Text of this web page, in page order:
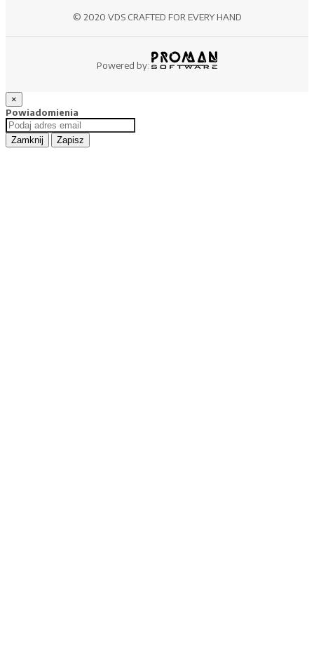
© 2020 VDS CRAFTED FOR EVERY HAND
Powered by:
×
Powiadomienia
Zamknij Zapisz